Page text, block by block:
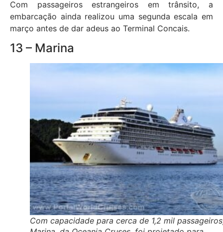
Com passageiros estrangeiros em trânsito, a
embarcação ainda realizou uma segunda escala em
março antes de dar adeus ao Terminal Concais.
13 – Marina
Com capacidade para cerca de 1,2 mil